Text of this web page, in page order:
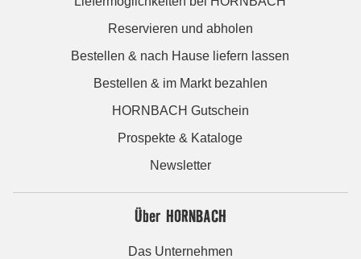
Reservieren und abholen
Bestellen & nach Hause liefern lassen
Bestellen & im Markt bezahlen
HORNBACH Gutschein
Prospekte & Kataloge
Newsletter
Über HORNBACH
Das Unternehmen